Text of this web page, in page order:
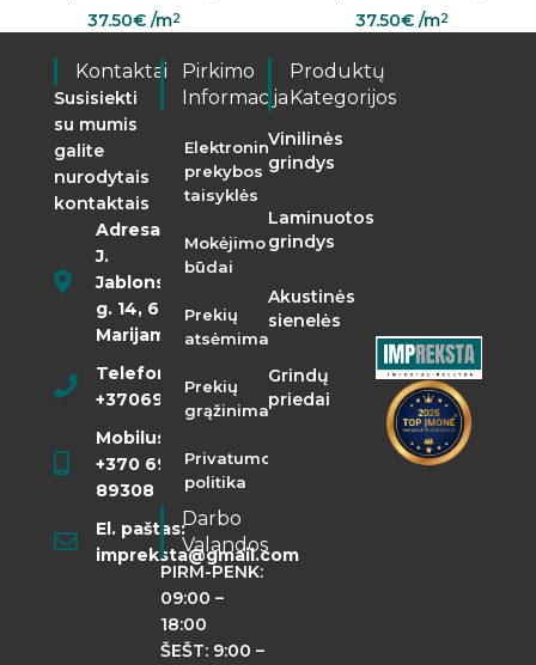
37.50€ /m2 37.50€ /m2
Kontaktai
Susisiekti
su mumis
galite
nurodytais
kontaktais
Adresas:
J.
Jablonskio
g. 14, 68290
Marijampolė
Telefonas:
+37069855400
Mobilusis:
+370 698
89308
El. paštas:
impreksta@gmail.com
Pirkimo
Informacija
Elektroninės
prekybos
taisyklės
Mokėjimo
būdai
Prekių
atsėmimas
Prekių
grąžinimas
Privatumo
politika
Darbo
Valandos
PIRM-PENK:
09:00 –
18:00
ŠEŠT: 9:00 –
Produktų
Kategorijos
Vinilinės
grindys
Laminuotos
grindys
Akustinės
sienelės
Grindų
priedai